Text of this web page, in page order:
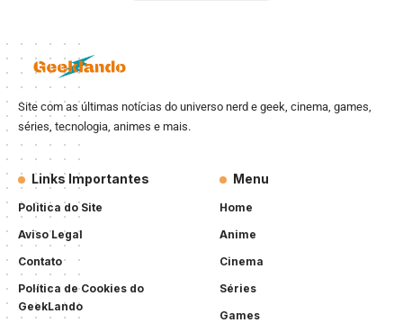
Site com as últimas notícias do universo nerd e geek, cinema, games,
séries, tecnologia, animes e mais.
Links Importantes
Politica do Site
Aviso Legal
Contato
Política de Cookies do
GeekLando
Menu
Home
Anime
Cinema
Séries
Games